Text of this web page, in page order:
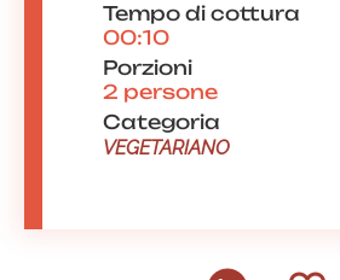
Tempo di cottura
00:10
Porzioni
2 persone
Categoria
VEGETARIANO